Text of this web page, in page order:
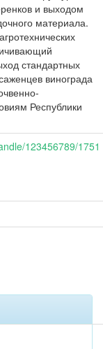
и выходом
материала.
стандартных
винограда
Республики
123456789/1751